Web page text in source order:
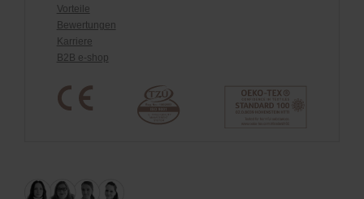
Vorteile
Bewertungen
Karriere
B2B e-shop